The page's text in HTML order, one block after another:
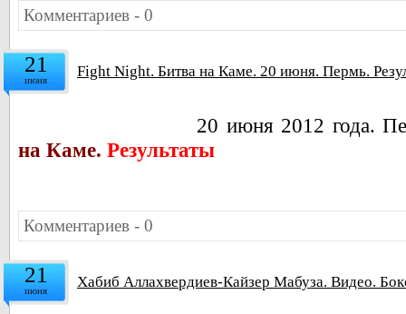
Комментариев - 0
21
июня Fight Night. Битва на Каме. 20 июня. Пермь.
20 июня 2012 года.
на Каме. Результаты
Комментариев - 0
21
июня Хабиб Аллахвердиев-Кайзер Мабуза. Видео.